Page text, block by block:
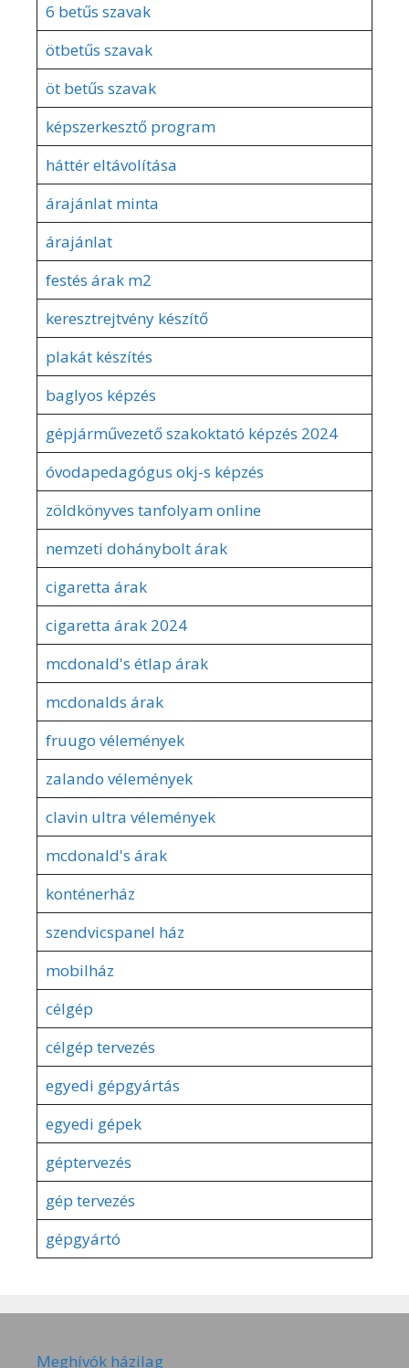
6 betűs szavak
ötbetűs szavak
öt betűs szavak
képszerkesztő program
háttér eltávolítása
árajánlat minta
árajánlat
festés árak m2
keresztrejtvény készítő
plakát készítés
baglyos képzés
gépjárművezető szakoktató képzés 2024
óvodapedagógus okj-s képzés
zöldkönyves tanfolyam online
nemzeti dohánybolt árak
cigaretta árak
cigaretta árak 2024
mcdonald's étlap árak
mcdonalds árak
fruugo vélemények
zalando vélemények
clavin ultra vélemények
mcdonald's árak
konténerház
szendvicspanel ház
mobilház
célgép
célgép tervezés
egyedi gépgyártás
egyedi gépek
géptervezés
gép tervezés
gépgyártó
Meghívók házilag